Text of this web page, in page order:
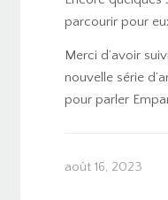
parcourir pour
Merci d’avoir
nouvelle série
pour parler
août 16, 2023